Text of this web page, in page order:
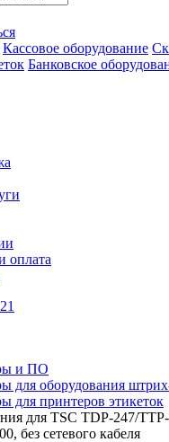
Кассовое оборудование
Банковское
оплата
и ПО
для оборудования
для принтеров этикеток
для TSC TDP-247/
без сетевого кабеля